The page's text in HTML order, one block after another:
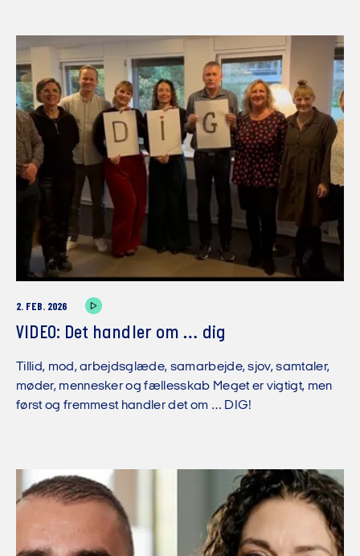
2. FEB. 2026
VIDEO: Det handler om … dig
Tillid, mod, arbejdsglæde, samarbejde, sjov, samtaler,
møder, mennesker og fællesskab Meget er vigtigt, men
først og fremmest handler det om … DIG!